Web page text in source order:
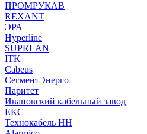
ПРОМРУКАВ
REXANT
ЭРА
Hyperline
SUPRLAN
ITK
Cabeus
СегментЭнерго
Паритет
Ивановский кабельный завод
ЕКС
Технокабель НН